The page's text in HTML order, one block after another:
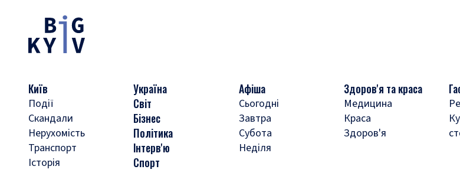
Київ
Події
Скандали
Нерухомість
Транспорт
Історія
Україна
Світ
Бізнес
Політика
Інтерв'ю
Спорт
Афіша
Сьогодні
Завтра
Субота
Неділя
Здоров'я та краса
Медицина
Краса
Здоров'я